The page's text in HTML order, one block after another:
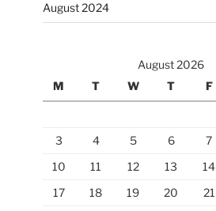
August 2024
August 2026
M
T W T F
3
4 5 6 7
10
11 12 13 14
17
18 19 20 21